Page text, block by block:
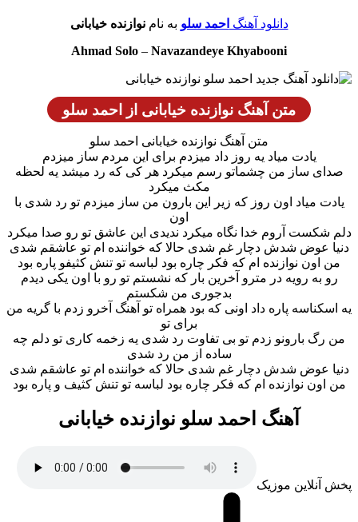
دانلود آهنگ احمد سلو به نامنوازنده خیابانی
Ahmad Solo – Navazandeye Khyabooni
متن آهنگ نوازنده خیابانی از احمد سلو
متن آهنگ نوازنده خیابانی احمد سلو
یادت میاد یه روز داد میزدم برای این مردم ساز میزدم
صدای ساز من چشماتو رسم میکرد هر کی که رد میشد یه لحظه
مکث میکرد
یادت میاد اون روز که زیر این بارون من ساز میزدم تو رد شدی با
اون
دلم شکست آروم خدا نگاه میکرد ندیدی این عاشق تو رو صدا میکرد
دنیا عوض شدش دچار غم شدی حالا که خواننده ام تو عاشقم شدی
من اون نوازنده ام که فکر چاره بود لباسه تو تنش کثیفو پاره بود
رو به رویه در مترو آخرین بار که نشستم تو رو با اون یکی دیدم
بدجوری من شکستم
یه اسکناسه پاره داد اونی که بود همراه تو آهنگ آخرو زدم با گریه من
برای تو
من رگ بارونو زدم تو بی تفاوت رد شدی یه زخمه کاری تو دلم چه
ساده از من رد شدی
دنیا عوض شدش دچار غم شدی حالا که خواننده ام تو عاشقم شدی
من اون نوازنده ام که فکر چاره بود لباسه تو تنش کثیف و پاره بود
آهنگ احمد سلو نوازنده خیابانی
پخش آنلاین موزیک